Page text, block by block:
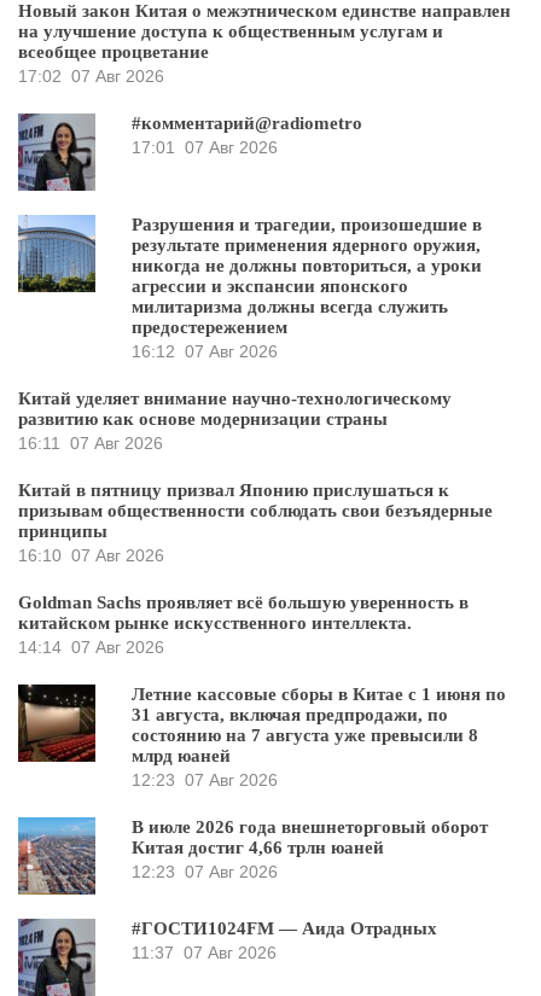
Новый закон Китая о межэтническом единстве направлен
на улучшение доступа к общественным услугам и
всеобщее процветание
17:02 07 Авг 2026
#комментарий@radiometro
17:01
07 Авг 2026
Разрушения и трагедии, произошедшие в
результате применения ядерного оружия,
никогда не должны повториться, а уроки
агрессии и экспансии японского
милитаризма должны всегда служить
предостережением
16:12 07 Авг 2026
Китай уделяет внимание научно-технологическому
развитию как основе модернизации страны
16:11
07 Авг 2026
Китай в пятницу призвал Японию прислушаться к
призывам общественности соблюдать свои безъядерные
принципы
16:10 07 Авг 2026
Goldman Sachs проявляет всё большую уверенность в
китайском рынке искусственного интеллекта.
14:14 07 Авг 2026
Летние кассовые сборы в Китае с 1 июня по
31 августа, включая предпродажи, по
состоянию на 7 августа уже превысили 8
млрд юаней
12:23 07 Авг 2026
В июле 2026 года внешнеторговый оборот
Китая достиг 4,66 трлн юаней
12:23 07 Авг 2026
#ГОСТИ1024FM — Аида Отрадных
11:37 07 Авг 2026